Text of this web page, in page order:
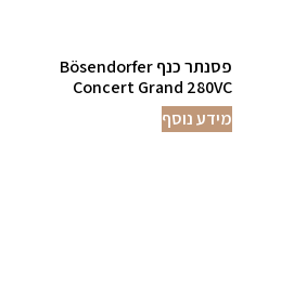
פסנתר כנף Bösendorfer
Concert Grand 280VC
מידע נוסף